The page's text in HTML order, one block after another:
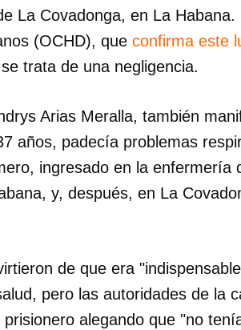
La Covadonga, en La Habana.
(OCHD), que confirma este
trata de una negligencia.
Arias Meralla, también
años, padecía problemas
ingresado en la enfermería
y, después, en La
de que era
pero las autoridades de la
alegando que "no